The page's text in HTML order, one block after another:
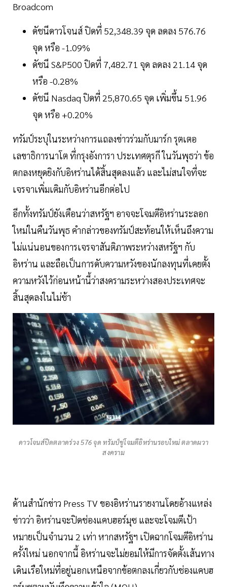
Broadcom
ดัชนีดาวโจนส์ ปิดที่ 52,348.39 จุด ลดลง 576.76
จุด หรือ -1.09%
ดัชนี S&P500 ปิดที่ 7,482.71 จุด ลดลง 21.14 จุด
หรือ -0.28%
ดัชนี Nasdaq ปิดที่ 25,870.65 จุด เพิ่มขึ้น 51.96
จุด หรือ +0.20%
ทรัมป์ระบุในระหว่างการแถลงข่าวร่วมกับมาร์ก รุตเตอ
เลขาธิการนาโต ที่กรุงอังการา ประเทศตุรกี ในวันพุธว่า ข้อ
ตกลงหยุดยิงกับอิหร่านได้สิ้นสุดลงแล้ว และไม่สนใจที่จะ
เจรจาเพิ่มเติมกับอิหร่านอีกต่อไป
อีกทั้งทรัมป์ยังเตือนว่าสหรัฐฯ อาจจะโจมตีอิหร่านระลอก
ใหม่ในคืนวันพุธ คำกล่าวของทรัมป์สะท้อนให้เห็นถึงความ
ไม่แน่นอนของการเจรจาสันติภาพระหว่างสหรัฐฯ กับ
อิหร่าน และถือเป็นการดับความหวังของนักลงทุนที่เคยตั้ง
ความหวังไว้ก่อนหน้านี้ว่าสงครามระหว่างสองประเทศจะ
สิ้นสุดลงในไม่ช้า
ดาวโจนส์ปิดตลาดร่วง 576 จุด ทรัมป์ขู่โจมตีอิหร่านรอบใหม่ ตลาดผวา
สงคราม
ด้านสำนักข่าว Press TV ของอิหร่านรายงานโดยอ้างแหล่ง
ข่าวว่า อิหร่านจะปิดช่องแคบฮอร์มุซ และจะโจมตีเป้า
หมายเป็นจำนวน 2 เท่า หากสหรัฐฯ เปิดฉากโจมตีอิหร่าน
ครั้งใหม่ นอกจากนี้ อิหร่านจะไม่ยอมให้มีการจัดตั้งเส้นทาง
เดินเรือใหม่ที่อยู่นอกเหนือจากข้อตกลงเกี่ยวกับช่องแคบฮ